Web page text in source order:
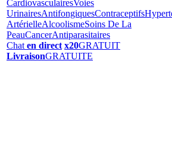
CardiovasculairesVoies
UrinairesAntifongiquesContraceptifs
ArtérielleAlcoolismeSoins De La
PeauCancerAntiparasitaires
Chat en direct x20GRATUIT
LivraisonGRATUITE